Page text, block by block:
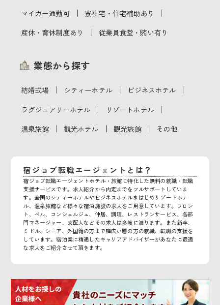
マイカー通勤可 ｜ 寮社宅・住宅補助あり ｜
産休・育休制度あり ｜ 従業員食堂・賄い有り
業態から探す
結婚式場 ｜ シティーホテル ｜ ビジネスホテル ｜
ラグジュアリーホテル ｜ リゾートホテル ｜
温泉旅館 ｜ 観光ホテル ｜ 観光旅館 ｜ その他
宿ジョブ転職エージェントとは？
宿ジョブ転職エージェントホテル・旅館に特化した無料の就職・転職
支援サービスです。求人紹介から内定までをフルサポートしていま
す。全国のシティーホテルやビジネスホテルをはじめリゾートホテ
ル、温泉旅館など様々な宿泊施設の求人をご用意しています。フロン
ト、ベル、コンシェルジュ、仲居、調理、レストランサービス、各部
門マネージャー、支配人などその求人は多岐に渡ります。また新卒、
ミドル、シニア、外国籍の方まで幅広い層の方の就職、転職の支援を
しています。宿泊業に精通したキャリアアドバイザーがあなたに最適
な求人をご紹介させて頂きます。